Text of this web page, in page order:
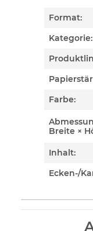
Format:
Kategorie:
Farbe:
Breite ×
Inhalt:
Ecken-/